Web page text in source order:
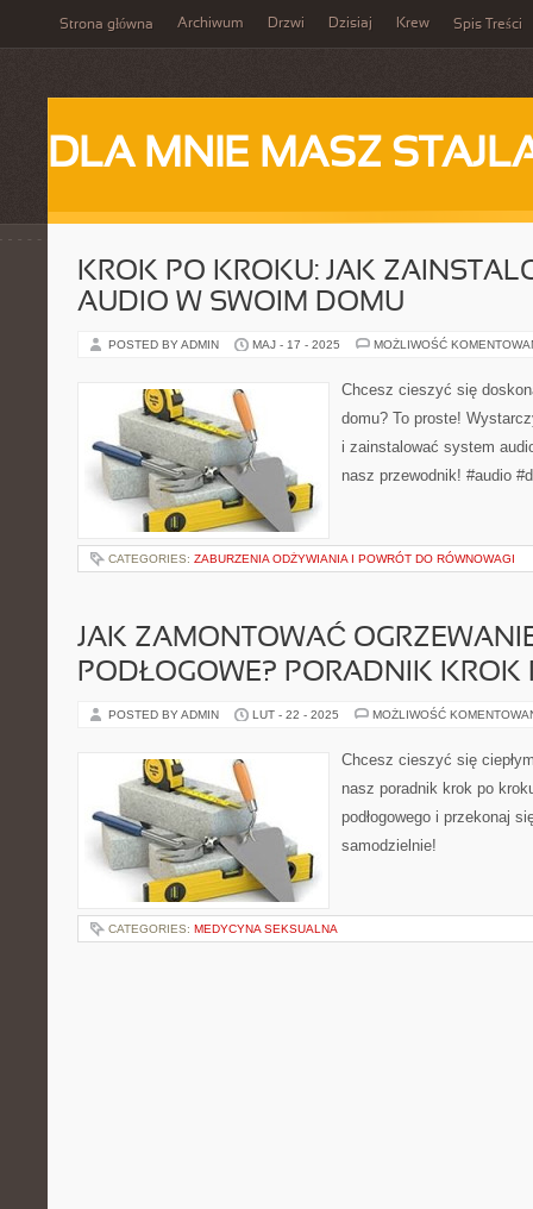
Strona główna Archiwum Drzwi Dzisiaj Krew Spis Treści
DLA MNIE MASZ
KROK PO KROKU: JAK
AUDIO W SWOIM DOMU
POSTED BY ADMIN MAJ - 17 - 2025 MOŻLIWOŚĆ
Chcesz cieszyć się
domu? To proste!
i zainstalować system
nasz przewodnik! #audio
CATEGORIES: ZABURZENIA ODŻYWIANIA I POWRÓT DO RÓWNOWAGI
JAK ZAMONTOWAĆ
PODŁOGOWE? PORADNIK KROK
POSTED BY ADMIN LUT - 22 - 2025 MOŻLIWOŚĆ
Chcesz cieszyć się
nasz poradnik krok po
podłogowego i przekonaj
samodzielnie!
CATEGORIES: MEDYCYNA SEKSUALNA